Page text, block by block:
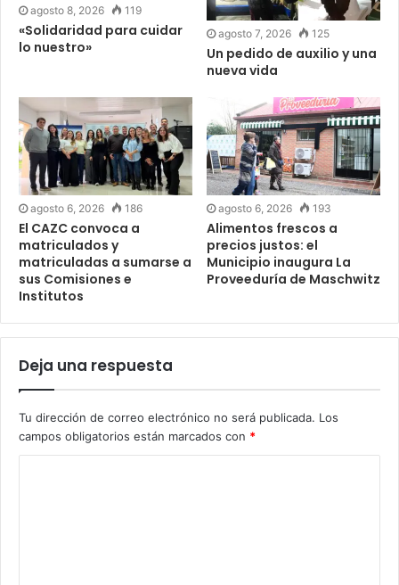
agosto 8, 2026 119
«Solidaridad para cuidar
lo nuestro»
agosto 7, 2026 125
Un pedido de auxilio y una
nueva vida
agosto 6, 2026 186
El CAZC convoca a
matriculados y
matriculadas a sumarse a
sus Comisiones e
Institutos
agosto 6, 2026 193
Alimentos frescos a
precios justos: el
Municipio inaugura La
Proveeduría de Maschwitz
Deja una respuesta
Tu dirección de correo electrónico no será publicada. Los
campos obligatorios están marcados con *